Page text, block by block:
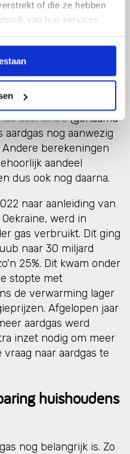
of die ze hebben
van hun services.
decennia nog
met aardgas soms
onmogelijk. TNO
kan veranderen. Zelfs
scenario's(genaamd
aardgas nog aanwezig
berekeningen
aandeel
dus ook nog daarna.
naar aanleiding van
werd in
gas verbruikt. Dit ging
naar 30 miljard
25%. Dit kwam onder
stopte met
de verwarming lager
Afgelopen jaar
aardgas werd
inzet nodig om meer
naar aardgas te
huishoudens
nog belangrijk is. Zo